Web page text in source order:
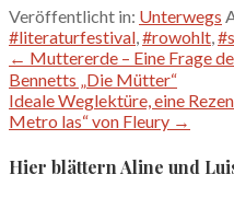
Veröffentlicht in: Unterwegs
#literaturfestival #rowohlt
← Muttererde – Eine Frage
Bennetts „Die Mütter“
Ideale Weglektüre, eine
Metro las“ von Fleury →
Hier blättern Aline und